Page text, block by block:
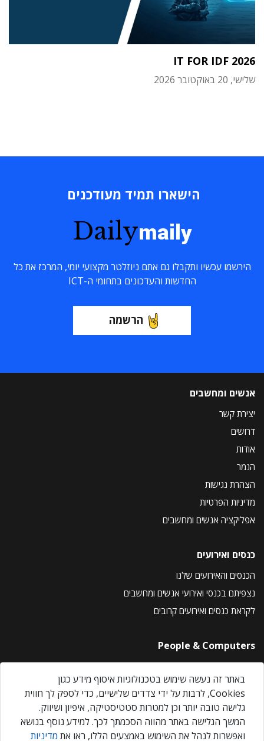
IT FOR IDF 2026
שלישי, 20 באוקטובר 2026
הישארו תמיד מעודכנים
Dailymaily
הירשמו עכשיו ותקבלו גם אתם ניוזלטר מקצועי יומי, המרכז את כל
החדשות והעדכונים בתחומי ה-ICT
הרשמה
אנשים ומחשבים
יצירת קשר
דרושים
אודות
הנמר
הצהרת נגישות
מדיניות הפרטיות
אפליקציה אנשים ומחשבים
כנסים ואירועים
הכנסים והאירועים שלנו
נצפיתם בכנסי ואירועי אנשים ומחשבים
לקראת כנסים ואירועים קרובים
People & Computers
About Us
Privacy Policy
Contact Us
Our Events
באתר זה נעשה שימוש בטכנולוגיות איסוף מידע כגון
Cookies, לרבות על ידי צדדים שלישיים, כדי לספק לך חווית
גלישה טובה יותר וכן למטרות סטטיסטיקה, איפיון ושיווק.
המשך הגלישה באתר מהווה הסכמתך לכך. למידע נוסף בנושא
ואפשרות לנהל את השימוש באמצעים הללו, ראו את מדיניות